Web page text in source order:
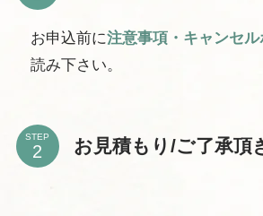
お申込前に注意事項・キャンセ
読み下さい。
STEP お見積もり/ご了承頂